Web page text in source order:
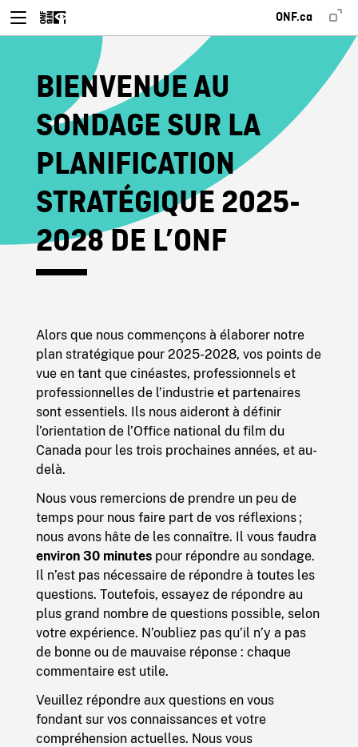
ONF.ca
BIENVENUE AU
SONDAGE SUR LA
PLANIFICATION
STRATÉGIQUE 2025-
2028 DE L’ONF
Alors que nous commençons à élaborer notre
plan stratégique pour 2025-2028, vos points de
vue en tant que cinéastes, professionnels et
professionnelles de l’industrie et partenaires
sont essentiels. Ils nous aideront à définir
l’orientation de l’Office national du film du
Canada pour les trois prochaines années, et au-
delà.
Nous vous remercions de prendre un peu de
temps pour nous faire part de vos réflexions ;
nous avons hâte de les connaître. Il vous faudra
environ 30 minutespour répondre au sondage.
Il n’est pas nécessaire de répondre à toutes les
questions. Toutefois, essayez de répondre au
plus grand nombre de questions possible, selon
votre expérience. N’oubliez pas qu’il n’y a pas
de bonne ou de mauvaise réponse : chaque
commentaire est utile.
Veuillez répondre aux questions en vous
fondant sur vos connaissances et votre
compréhension actuelles. Nous vous